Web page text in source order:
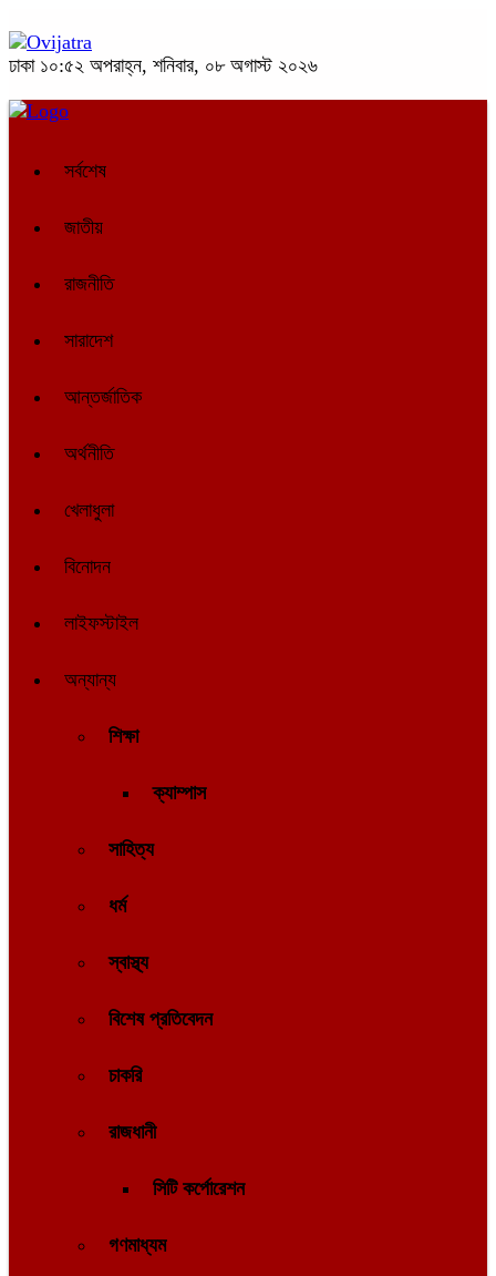
ঢাকা ১০:৫২ অপরাহ্ন, শনিবার, ০৮ অগাস্ট ২০২৬
সর্বশেষ
জাতীয়
রাজনীতি
সারাদেশ
আন্তর্জাতিক
অর্থনীতি
খেলাধুলা
বিনোদন
লাইফস্টাইল
অন্যান্য
শিক্ষা
ক্যাম্পাস
সাহিত্য
ধর্ম
স্বাস্থ্য
বিশেষ প্রতিবেদন
চাকরি
রাজধানী
সিটি কর্পোরেশন
গণমাধ্যম